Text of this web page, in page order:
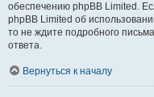
обеспечению phpBB Limited.
phpBB Limited об
то не ждите подробного
ответа.
Вернуться к началу